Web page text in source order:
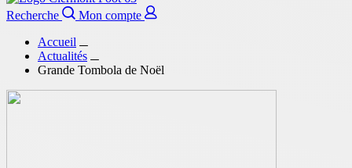
Recherche
Mon compte
Accueil
Actualités
Grande Tombola de Noël